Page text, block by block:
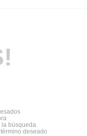
búsqueda
deseado